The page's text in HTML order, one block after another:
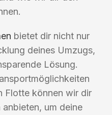
bietet dir nicht nur
deines Umzugs,
Lösung.
Flotte können wir dir
um deine